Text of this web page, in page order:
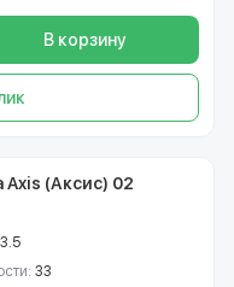
В корзину
Axis (Аксис) 02
3.5
33